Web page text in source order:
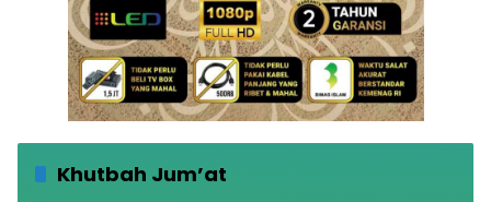
Khutbah Jum’at